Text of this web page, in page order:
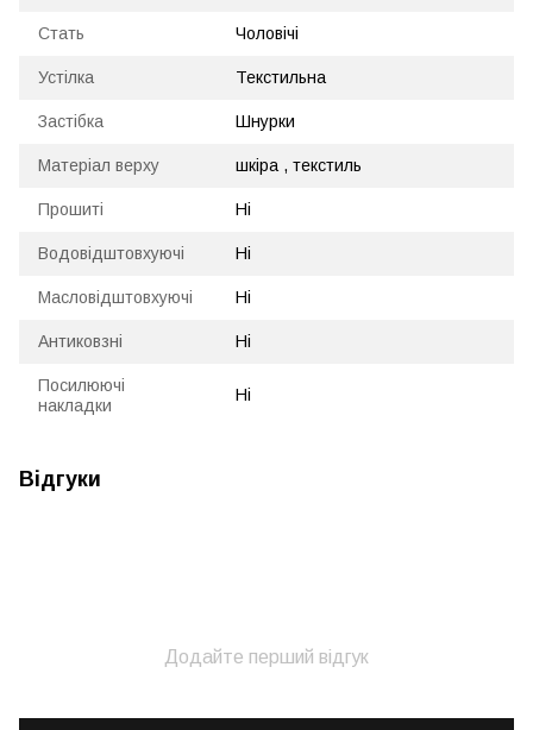
Стать Чоловічі
Устілка Текстильна
Застібка Шнурки
Матеріал верху шкіра , текстиль
Прошиті Ні
Водовідштовхуючі Ні
Масловідштовхуючі Ні
Антиковзні Ні
Посилюючі
накладки
Ні
Відгуки
Додайте перший відгук